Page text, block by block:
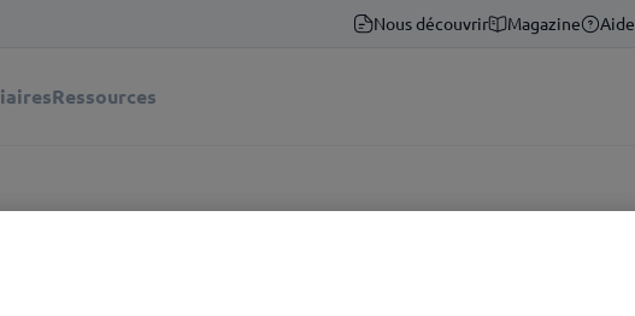
Nous découvrir Magazine Aide
Ressources